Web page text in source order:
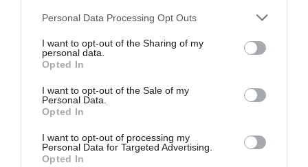
Personal Data Processing Opt Outs
I want to opt-out of the Sharing of my
personal data.
Opted In
I want to opt-out of the Sale of my
Personal Data.
Opted In
I want to opt-out of processing my
Personal Data for Targeted Advertising.
Opted In
Πώς θα ήταν αν είχαν γίνει τα πράγματα αλλιώς; Το
Γυρίζουμε πίσω, αλλάζουμε μία παράμετρο και ζούμε
στο μυαλό μας μια διαφορετική ιστορία. Κάποιος θα
χρόνος, τα πράγματα έγιναν όπως έγιναν και με το
μοναδικό που έχεις να διαπραγματευτείς είναι η